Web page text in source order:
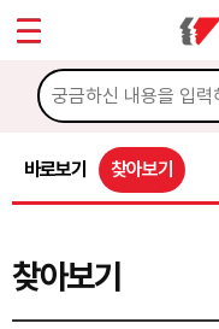
바로보기 찾아보기
찾아보기
마이페이지
소개
소식
게시판 상담